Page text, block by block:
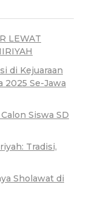
LEWAT
di Kejuaraan
2025 Se-Jawa
Siswa SD
Tradisi,
Sholawat di